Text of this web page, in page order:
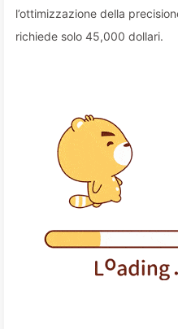
l’ottimizzazione della
richiede solo 45,000 dollari.